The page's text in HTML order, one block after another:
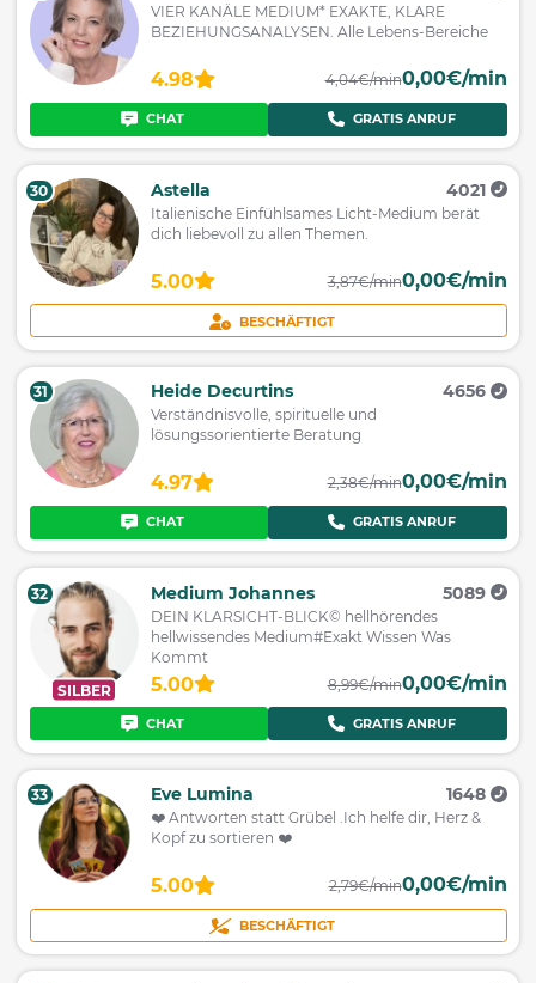
VIER KANÄLE MEDIUM* EXAKTE, KLARE
BEZIEHUNGSANALYSEN. Alle Lebens-Bereiche
4.98 4,04€/min0,00€/min
CHAT GRATIS ANRUF
30 Astella 4021
Italienische Einfühlsames Licht-Medium berät
dich liebevoll zu allen Themen.
5.00 3,87€/min0,00€/min
BESCHÄFTIGT
31 Heide Decurtins 4656
Verständnisvolle, spirituelle und
lösungssorientierte Beratung
4.97 2,38€/min0,00€/min
CHAT GRATIS ANRUF
SILBER
32 Medium Johannes 5089
DEIN KLARSICHT-BLICK© hellhörendes
hellwissendes Medium#Exakt Wissen Was
Kommt
5.00 8,99€/min0,00€/min
CHAT GRATIS ANRUF
33 Eve Lumina 1648
❤️ Antworten statt Grübel .Ich helfe dir, Herz &
Kopf zu sortieren ❤️
5.00 2,79€/min0,00€/min
BESCHÄFTIGT